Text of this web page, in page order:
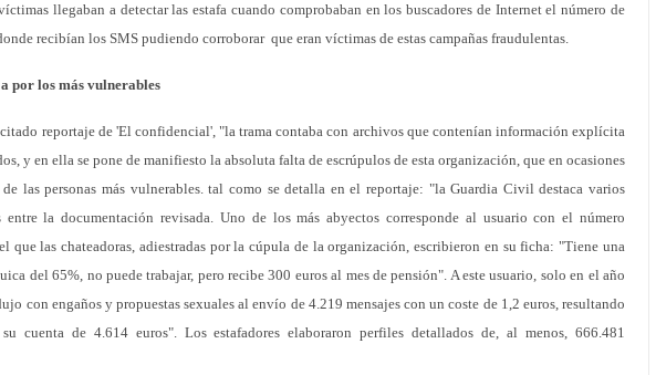
llegaban a detectar las estafa cuando comprobaban en los buscadores de Internet el número de
recibían los SMS pudiendo corroborar que eran víctimas de estas campañas fraudulentas.
por los más vulnerables
reportaje de 'El confidencial', "la trama contaba con archivos que contenían información explícita
y en ella se pone de manifiesto la absoluta falta de escrúpulos de esta organización, que en ocasiones
de las personas más vulnerables. tal como se detalla en el reportaje: "la Guardia Civil destaca varios
entre la documentación revisada. Uno de los más abyectos corresponde al usuario con el número
que las chateadoras, adiestradas por la cúpula de la organización, escribieron en su ficha: "Tiene una
del 65%, no puede trabajar, pero recibe 300 euros al mes de pensión". A este usuario, solo en el año
con engaños y propuestas sexuales al envío de 4.219 mensajes con un coste de 1,2 euros, resultando
cuenta de 4.614 euros". Los estafadores elaboraron perfiles detallados de, al menos, 666.481